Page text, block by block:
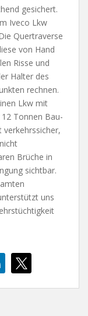
gesichert.
Iveco Lkw
Quertraverse
von Hand
Risse und
Halter des
rechnen.
Lkw mit
Tonnen Bau-
verkehrssicher,
Brüche in
sichtbar.
uns